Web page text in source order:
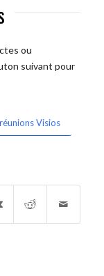
ou
suivant pour
Visios